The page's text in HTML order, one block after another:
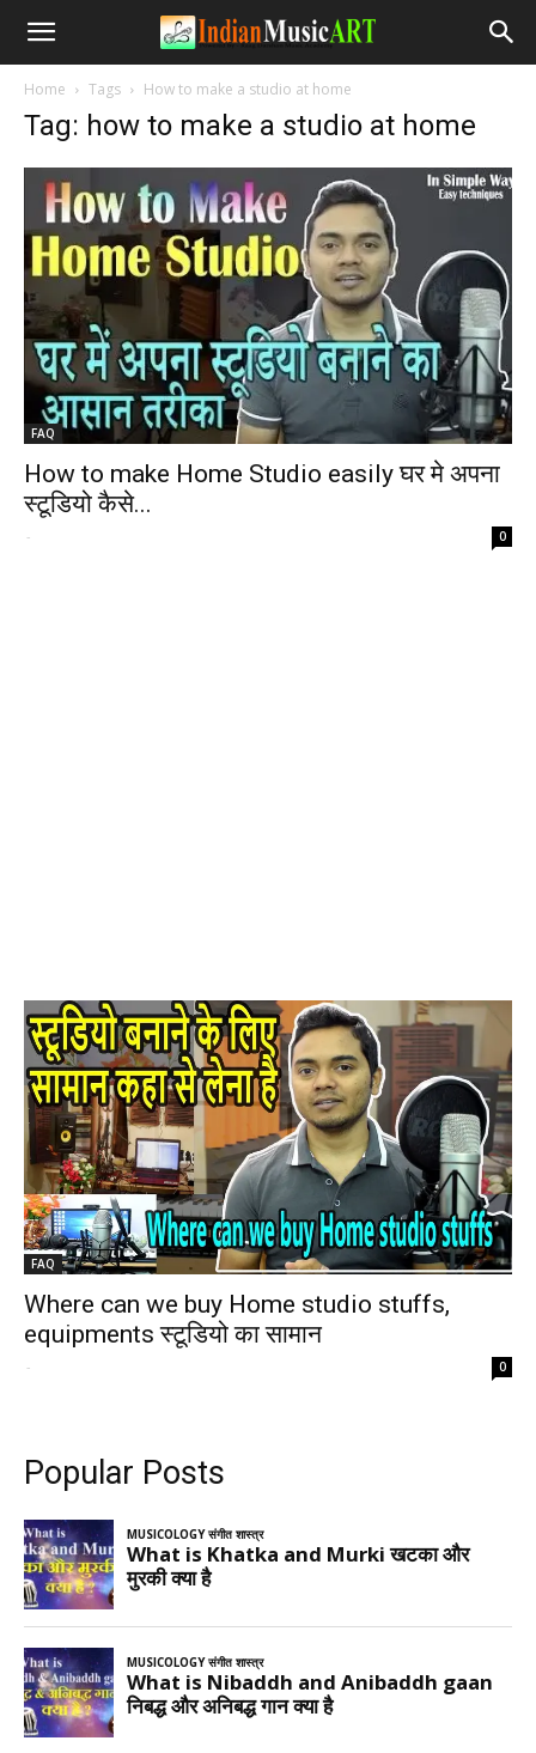
Home Tags How to make a studio at home
Tag: how to make a studio at home
FAQ
How to make Home Studio easily घर मे अपना
स्टूडियो कैसे...
- 0
FAQ
Where can we buy Home studio stuffs,
equipments स्टूडियो का सामान
- 0
Popular Posts